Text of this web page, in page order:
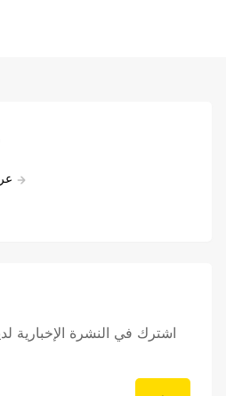
اشترك في النشرة الإخبارية